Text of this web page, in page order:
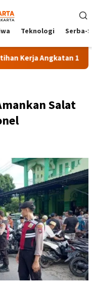
Teknologi Serba-
Angkatan 1 di PPKD
Salat